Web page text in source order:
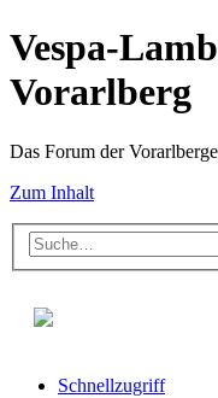
Vespa-
Vorarlberg
Das Forum der
Zum Inhalt
Schnellzugriff